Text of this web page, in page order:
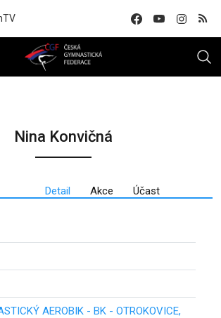
Nina Konvičná
Detail Akce Účast
AEROBIK - BK - OTROKOVICE,